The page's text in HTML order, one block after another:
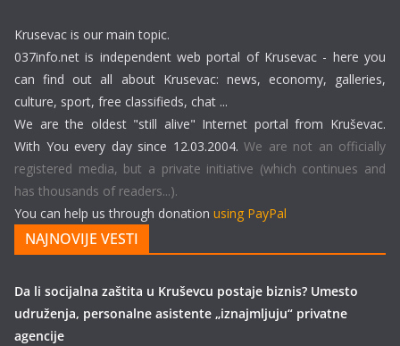
Krusevac is our main topic.
037info.net is independent web portal of Krusevac - here you
can find out all about Krusevac: news, economy, galleries,
culture, sport, free classifieds, chat ...
We are the oldest "still alive" Internet portal from Kruševac.
With You every day since 12.03.2004. We are not an officially
registered media, but a private initiative (which continues and
has thousands of readers...).
You can help us through donation using PayPal
NAJNOVIJE VESTI
Da li socijalna zaštita u Kruševcu postaje biznis? Umesto
udruženja, personalne asistente „iznajmljuju“ privatne
agencije